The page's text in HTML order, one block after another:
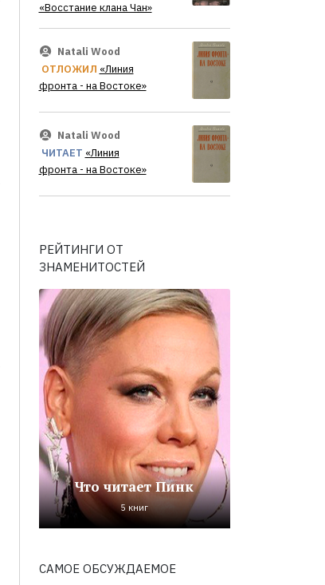
«Восстание клана Чан»
Natali Wood
ОТЛОЖИЛ «Линия
фронта - на Востоке»
Natali Wood
ЧИТАЕТ «Линия
фронта - на Востоке»
РЕЙТИНГИ ОТ
ЗНАМЕНИТОСТЕЙ
Что читает Пинк
5 книг
САМОЕ ОБСУЖДАЕМОЕ